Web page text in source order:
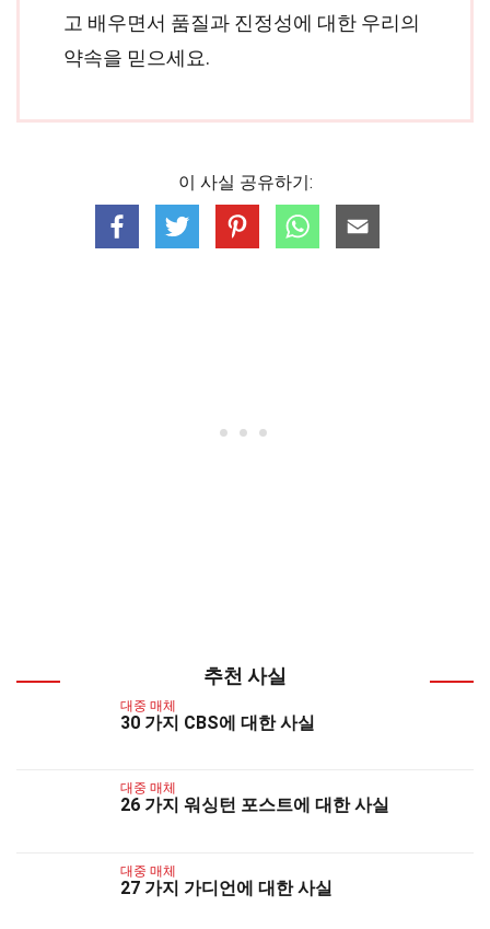
고 배우면서 품질과 진정성에 대한 우리의
약속을 믿으세요.
이 사실 공유하기:
추천 사실
대중 매체
30 가지 CBS에 대한 사실
대중 매체
26 가지 워싱턴 포스트에 대한 사실
대중 매체
27 가지 가디언에 대한 사실